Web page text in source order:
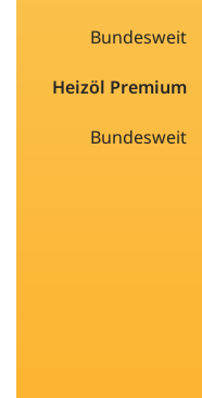
Bundesweit
Heizöl Premium
Bundesweit